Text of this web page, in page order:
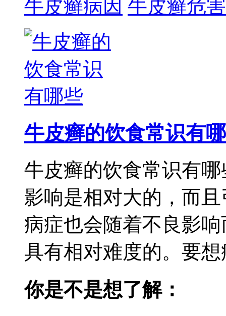
牛皮癣病因 牛皮癣危害
牛皮癣的饮食常识有哪
牛皮癣的饮食常识有
影响是相对大的，而
病症也会随着不良影
具有相对难度的。要
你是不是想了解：